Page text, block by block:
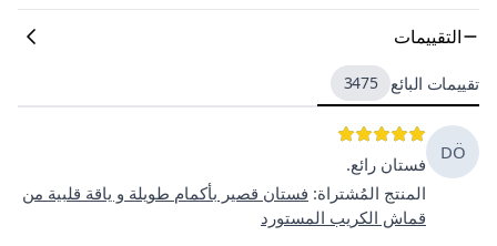
التقييمات
تقييمات البائع 3475
DÖ
فستان رائع.
المنتج المُشتراة: فستان قصير بأكمام طويلة و ياقة قلبية من
قماش الكريب المستورد